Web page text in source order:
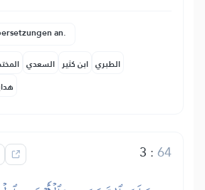
an.
السعدي ابن كثير الطبري
3 :64